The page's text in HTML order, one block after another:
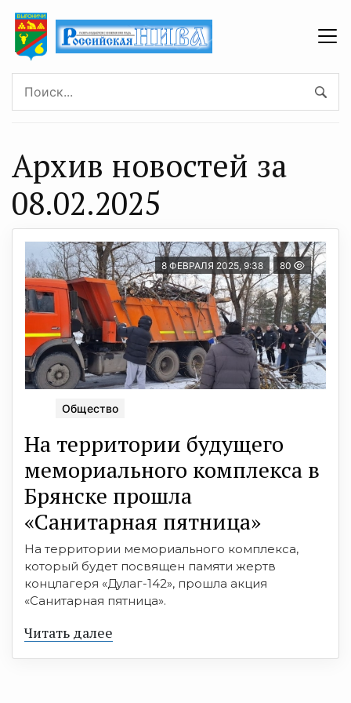
Архив новостей за
08.02.2025
8 ФЕВРАЛЯ 2025, 9:38 80
Общество
На территории будущего
мемориального комплекса в
Брянске прошла
«Санитарная пятница»
На территории мемориального комплекса,
который будет посвящен памяти жертв
концлагеря «Дулаг-142», прошла акция
«Санитарная пятница».
Читать далее